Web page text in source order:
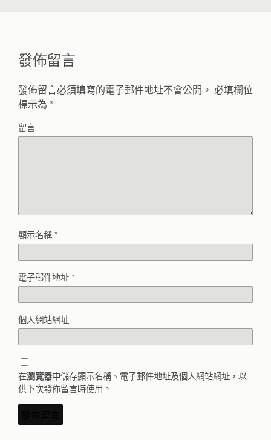
發佈留言
發佈留言必須填寫的電子郵件地址不會公開。 必填欄位
標示為 *
留言
顯示名稱*
電子郵件地址*
個人網站網址
在瀏覽器中儲存顯示名稱、電子郵件地址及個人網站網址，以
供下次發佈留言時使用。